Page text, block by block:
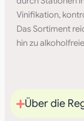
Vinifikation,
Das Sortiment
hin zu
Über die